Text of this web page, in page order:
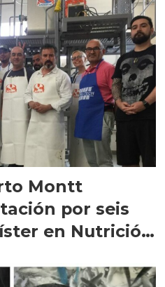
Montt
por seis
en Nutrición